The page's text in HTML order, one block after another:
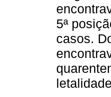
5ª
casos.